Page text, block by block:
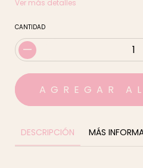
Ver más detalles
CANTIDAD
DESCRIPCIÓN MÁS